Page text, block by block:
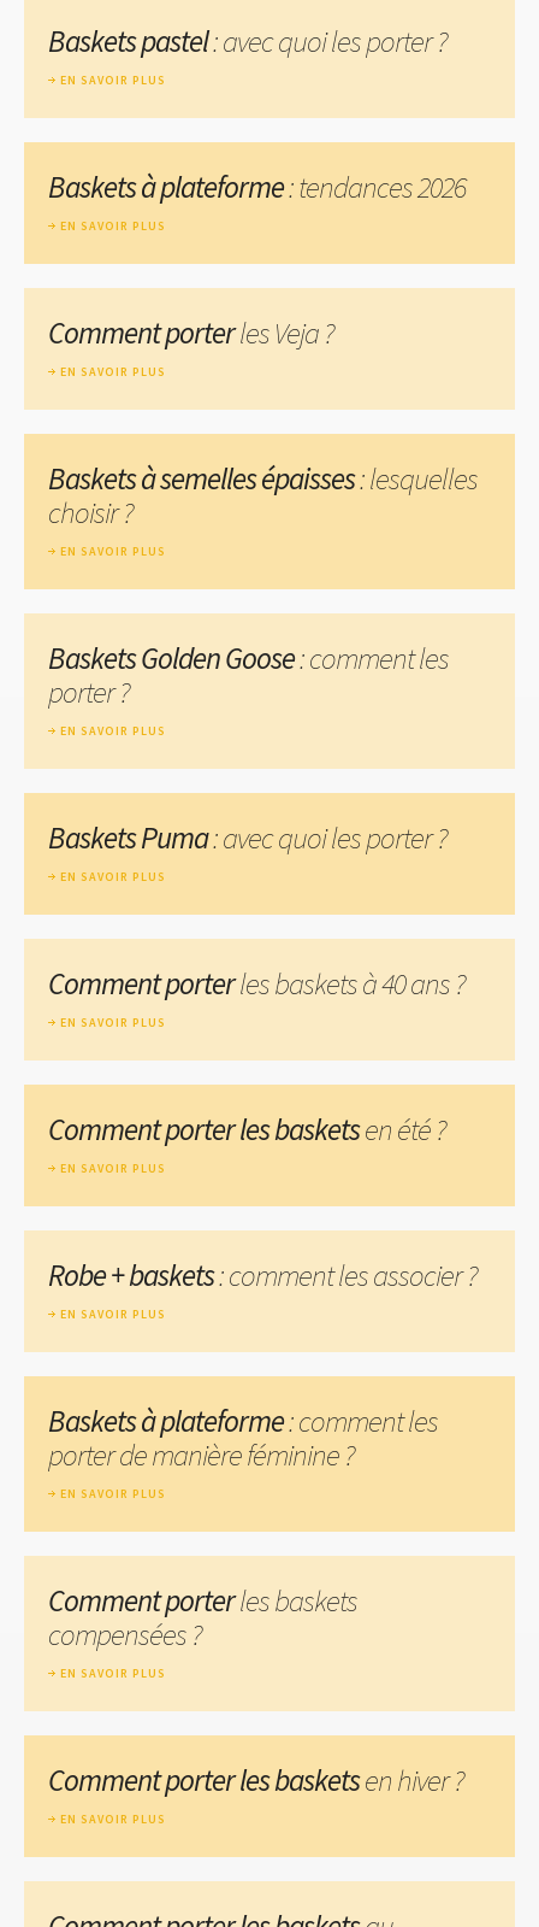
Baskets pastel: avec quoi les porter ?
EN SAVOIR PLUS
Baskets à plateforme: tendances 2026
EN SAVOIR PLUS
Comment porterles Veja ?
EN SAVOIR PLUS
Baskets à semelles épaisses: lesquelles
choisir ?
EN SAVOIR PLUS
Baskets Golden Goose: comment les
porter ?
EN SAVOIR PLUS
Baskets Puma: avec quoi les porter ?
EN SAVOIR PLUS
Comment porterles baskets à 40 ans ?
EN SAVOIR PLUS
Comment porter les basketsen été ?
EN SAVOIR PLUS
Robe + baskets: comment les associer ?
EN SAVOIR PLUS
Baskets à plateforme: comment les
porter de manière féminine ?
EN SAVOIR PLUS
Comment porterles baskets
compensées ?
EN SAVOIR PLUS
Comment porter les basketsen hiver ?
EN SAVOIR PLUS